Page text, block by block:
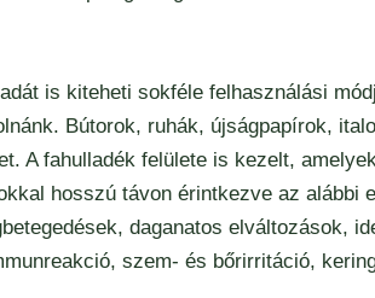
is kiteheti sokféle felhasználási
Bútorok, ruhák, újságpapírok,
A fahulladék felülete is kezelt,
hosszú távon érintkezve az alábbi
daganatos elváltozások,
szem- és bőrirritáció,